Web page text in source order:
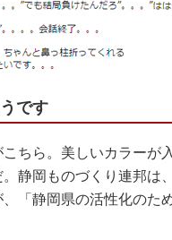
です
ちら。美しいカラーが
静岡ものづくり連邦は
「静岡県の活性化のた